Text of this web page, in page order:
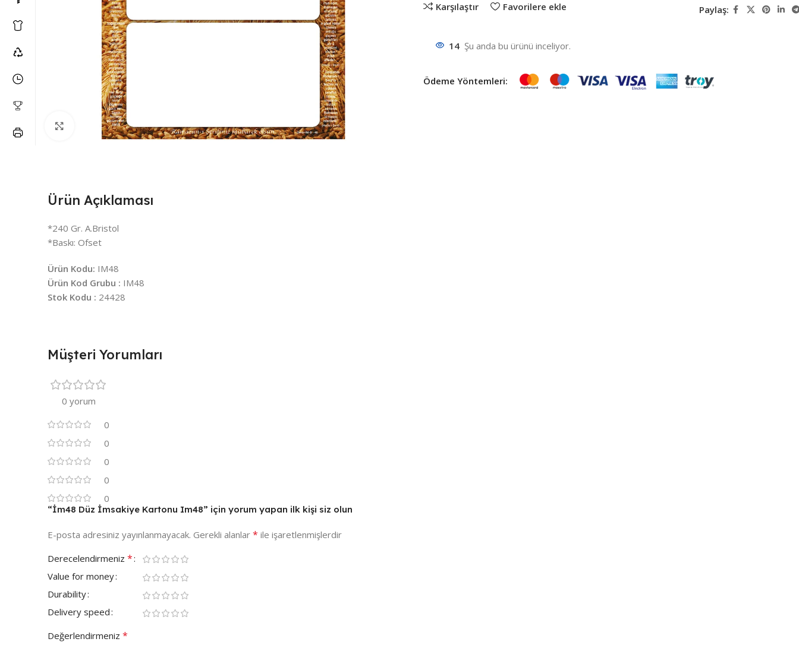
Büyütmek için tıklayın
Karşılaştır Favorilere ekle Paylaş:
14 Şu anda bu ürünü inceliyor.
Ödeme Yöntemleri:
Ürün Açıklaması
*240 Gr. A.Bristol
*Baskı: Ofset
Ürün Kodu: IM48
Ürün Kod Grubu : IM48
Stok Kodu : 24428
Müşteri Yorumları
0 yorum
0
0
0
0
0
“İm48 Düz İmsakiye Kartonu Im48” için yorum yapan ilk kişi siz olun
E-posta adresiniz yayınlanmayacak. Gerekli alanlar * ile işaretlenmişlerdir
Derecelendirmeniz *
Value for money
Durability
Delivery speed
Değerlendirmeniz *